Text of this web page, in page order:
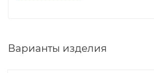
Варианты изделия